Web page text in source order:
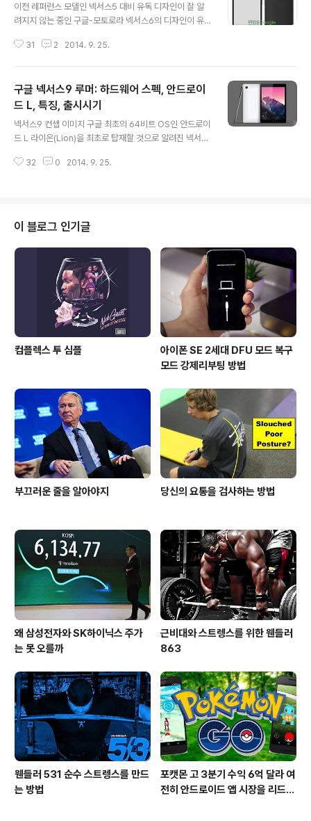
이전 레퍼런스 모델인 넥서스5 대비 유독 디자인이 잘 알
려지지 않는 중인 구글-모토로라 넥서스6의 디자인이 유
모토X와 유사하게 생겼으나 디스플레이 사이즈가 5.9인치
할 것이라는 얘기다. 사실, 그간 넥서스6에 관한 루머는 우
후죽순이었다. 몇가지 소개를 해보자면 1. 구글이 넥서스5
를 끝으로 더이상 레퍼런스 기기를 출시하지 않을 것이고
안드로이드 인증제인 '안드로이드 실버(Android Silve
r)'를 도입하여 구글이 제시한 기준에 부합하면 누구든지
안드로이드 실버를 획득할 수 있어 이것이 일종의 인증서
31 2 2014. 9. 25.
구글 넥서스9 루머: 하드웨어 스펙, 안드로이
드 L, 특징, 출시시기
넥서스9 컨셉 이미지 구글 최초의 64비트 OS인 안드로이
드 L 라이온(Lion)을 최초로 탑재할 것으로 알려진 넥서스
어와 함께 올해 가장 핫한 아이템이 될 것으로 전망되는 구
트 중 하나다. 이유인 즉, 넓은 화면과 퀄리티 있는 스마트
폰 디자인으로 평가 받는 HTC와 공동으로 개발중인 8.9
인치 안드로이드 테블렛으로 HTC가 2011년 7인치 테블
렛인 Flyer라는 테블렛을 출시한 후 거의 테블렛을 출시하
지 않아왔다는 점에 주목할 필요가 있다. 그리고 월스트리
트 저널의 소식에 따르..
32 0 2014. 9. 25.
이 블로그 인기글
컴플렉스 투 심플
아이폰 SE 2세대 DFU 모드 복구
모드 강제리부팅 방법
부끄러운 줄을 알아야지 당신의 요통을 검사하는 방법
왜 삼성전자와 SK하이닉스 주가
는 못 오를까
근비대와 스트렝스를 위한 웬들러
863
웬들러 531 순수 스트렝스를 만드
는 방법
포캣몬 고 3분기 수익 6억 달라 여
전히 안드로이드 앱 시장을 리드